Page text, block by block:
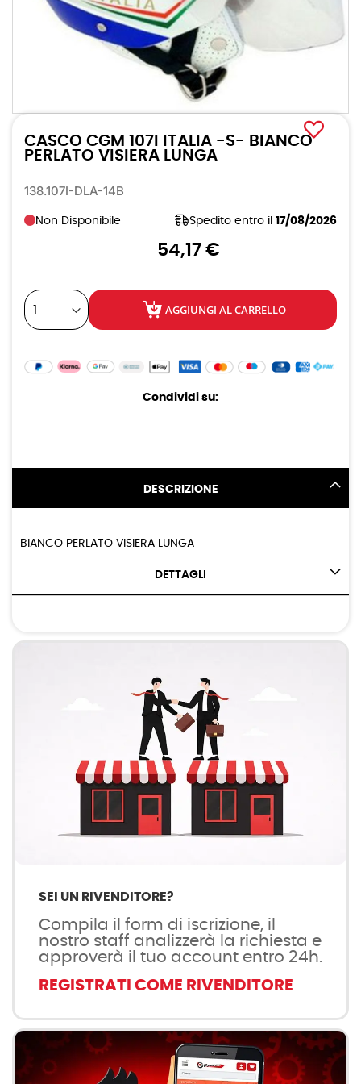
della
galleria
CASCO CGM 107I ITALIA -S- BIANCO
PERLATO VISIERA LUNGA
138.107I-DLA-14B
Non Disponibile Spedito entro il 17/08/2026
54,17 €
AGGIUNGI AL CARRELLO
Condividi su:
DESCRIZIONE
BIANCO PERLATO VISIERA LUNGA
DETTAGLI
SEI UN RIVENDITORE?
Compila il form di iscrizione, il
nostro staff analizzerà la richiesta e
approverà il tuo account entro 24h.
REGISTRATI COME RIVENDITORE